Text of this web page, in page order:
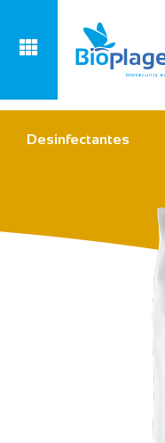
Desinfectantes